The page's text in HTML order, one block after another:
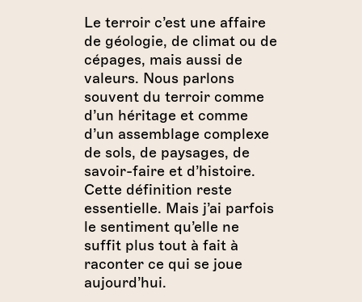
Le terroir c’est une affaire
de géologie, de climat ou de
cépages, mais aussi de
valeurs. Nous parlons
souvent du terroir comme
d’un héritage et comme
d’un assemblage complexe
de sols, de paysages, de
savoir-faire et d’histoire.
Cette définition reste
essentielle. Mais j’ai parfois
le sentiment qu’elle ne
suffit plus tout à fait à
raconter ce qui se joue
aujourd’hui.